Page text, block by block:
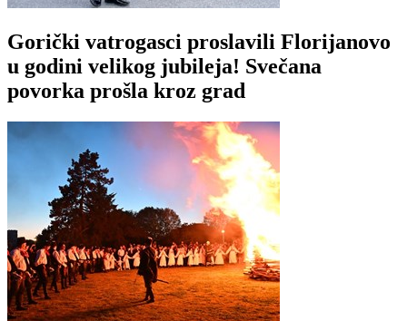
Gorički vatrogasci proslavili Florijanovo
u godini velikog jubileja! Svečana
povorka prošla kroz grad